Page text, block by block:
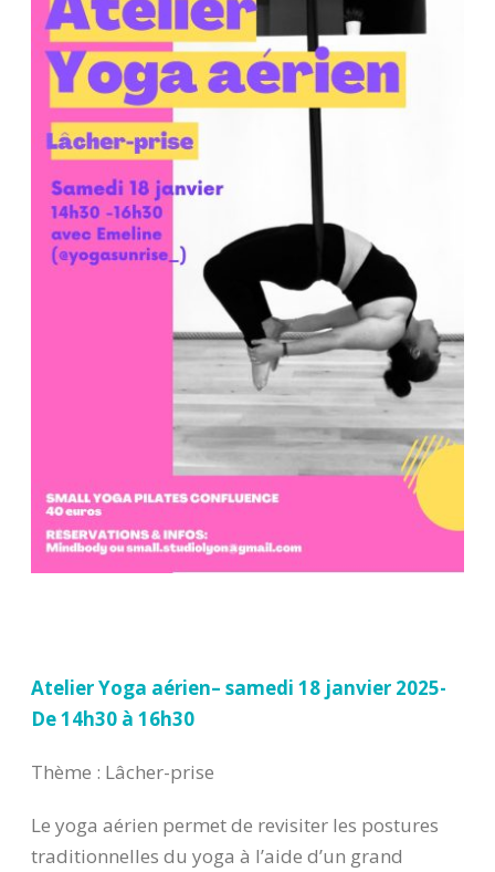
Atelier Yoga aérien– samedi 18 janvier 2025-
De 14h30 à 16h30
Thème : Lâcher-prise
Le yoga aérien permet de revisiter les postures
traditionnelles du yoga à l’aide d’un grand